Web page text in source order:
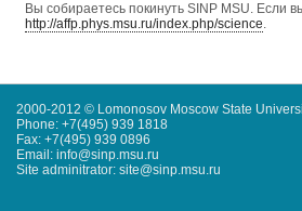
Вы собираетесь покинуть SINP MSU. Если
http://affp.phys.msu.ru/index.php/science.
2000-2012 © Lomonosov Moscow State
Phone: +7(495) 939 1818
Fax: +7(495) 939 0896
Email: info@sinp.msu.ru
Site adminitrator: site@sinp.msu.ru